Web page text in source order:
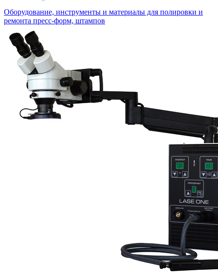
Оборудование, инструменты и материалы для полировки и
ремонта пресс-форм, штампов